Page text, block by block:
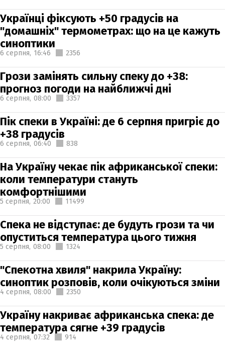
Українці фіксують +50 градусів на
"домашніх" термометрах: що на це кажуть
синоптики
6 серпня, 16:46 2356
Грози замінять сильну спеку до +38:
прогноз погоди на найближчі дні
6 серпня, 08:00 3357
Пік спеки в Україні: де 6 серпня пригріє до
+38 градусів
6 серпня, 06:40 838
На Україну чекає пік африканської спеки:
коли температури стануть
комфортнішими
5 серпня, 20:00 11499
Спека не відступає: де будуть грози та чи
опуститься температура цього тижня
5 серпня, 08:00 1324
"Спекотна хвиля" накрила Україну:
синоптик розповів, коли очікуються зміни
4 серпня, 08:00 2350
Україну накриває африканська спека: де
температура сягне +39 градусів
4 серпня, 07:32 914